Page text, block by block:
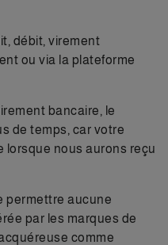
débit, virement
ou via la plateforme
bancaire, le
de temps, car votre
lorsque nous aurons reçu
permettre aucune
par les marques de
comme